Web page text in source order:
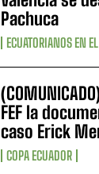
Pachuca
ECUATORIANOS EN
FEF la
caso Erick
COPA ECUADOR